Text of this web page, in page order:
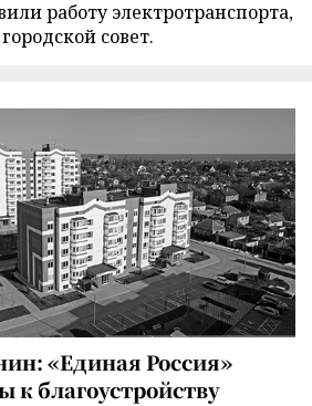
работу электротранспорта,
совет.
«Единая Россия»
к благоустройству